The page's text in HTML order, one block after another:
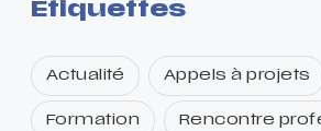
Étiquettes
Actualité Appels à projets
Formation Rencontre